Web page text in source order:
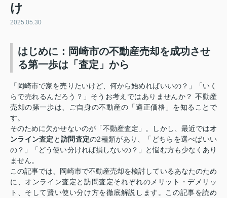
け
2025.05.30
はじめに：岡崎市の不動産売却を成功させ
る第一歩は「査定」から
「岡崎市で家を売りたいけど、何から始めればいいの？」「いく
らで売れるんだろう？」そうお考えではありませんか？ 不動産
売却の第一歩は、ご自身の不動産の「適正価格」を知ることで
す。
そのために欠かせないのが「不動産査定」。しかし、最近ではオ
ンライン査定 と訪問査定の2種類があり、「どちらを選べばいい
の？」「どう使い分ければ損しないの？」と悩む方も少なくあり
ません。
この記事では、岡崎市で不動産売却を検討しているあなたのため
に、オンライン査定と訪問査定それぞれのメリット・デメリッ
ト、そして賢い使い分け方を徹底解説します。この記事を読め